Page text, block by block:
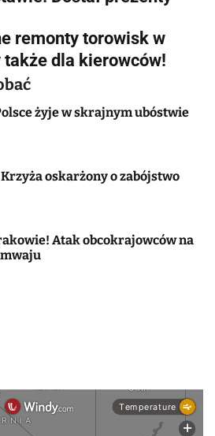
remonty torowisk w
dla kierowców!
żyje w skrajnym ubóstwie
oskarżony o zabójstwo
Atak obcokrajowców na